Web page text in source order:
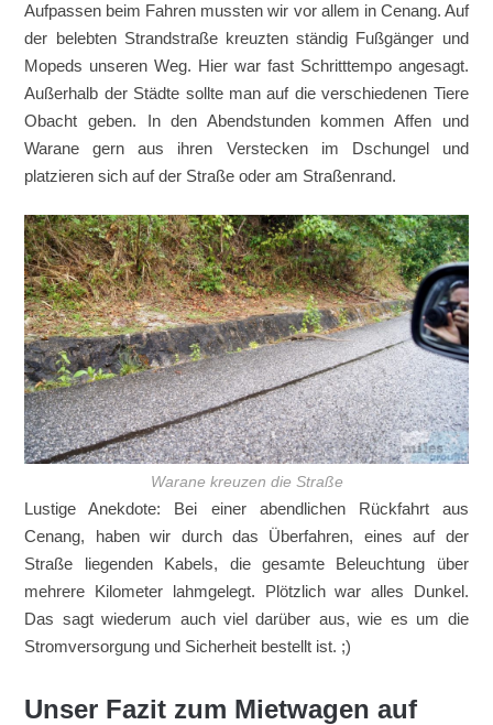
Aufpassen beim Fahren mussten wir vor allem in Cenang. Auf
der belebten Strandstraße kreuzten ständig Fußgänger und
Mopeds unseren Weg. Hier war fast Schritttempo angesagt.
Außerhalb der Städte sollte man auf die verschiedenen Tiere
Obacht geben. In den Abendstunden kommen Affen und
Warane gern aus ihren Verstecken im Dschungel und
platzieren sich auf der Straße oder am Straßenrand.
Warane kreuzen die Straße
Lustige Anekdote: Bei einer abendlichen Rückfahrt aus
Cenang, haben wir durch das Überfahren, eines auf der
Straße liegenden Kabels, die gesamte Beleuchtung über
mehrere Kilometer lahmgelegt. Plötzlich war alles Dunkel.
Das sagt wiederum auch viel darüber aus, wie es um die
Stromversorgung und Sicherheit bestellt ist. ;)
Unser Fazit zum Mietwagen auf